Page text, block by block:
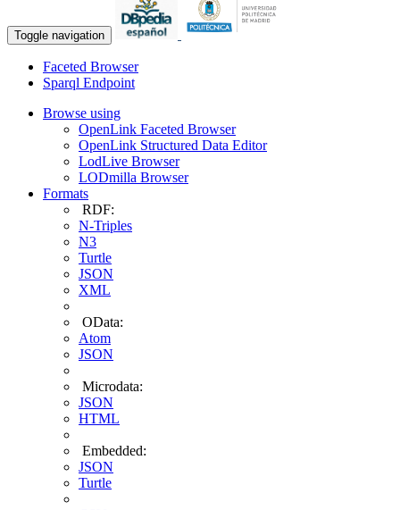
Toggle navigation
Faceted Browser
Sparql Endpoint
Browse using
OpenLink Faceted Browser
OpenLink Structured Data Editor
LodLive Browser
LODmilla Browser
Formats
RDF:
N-Triples
N3
Turtle
JSON
XML
OData:
Atom
JSON
Microdata:
JSON
HTML
Embedded:
JSON
Turtle